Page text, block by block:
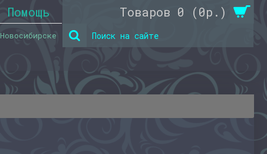
Помощь Товаров 0 (0р.)